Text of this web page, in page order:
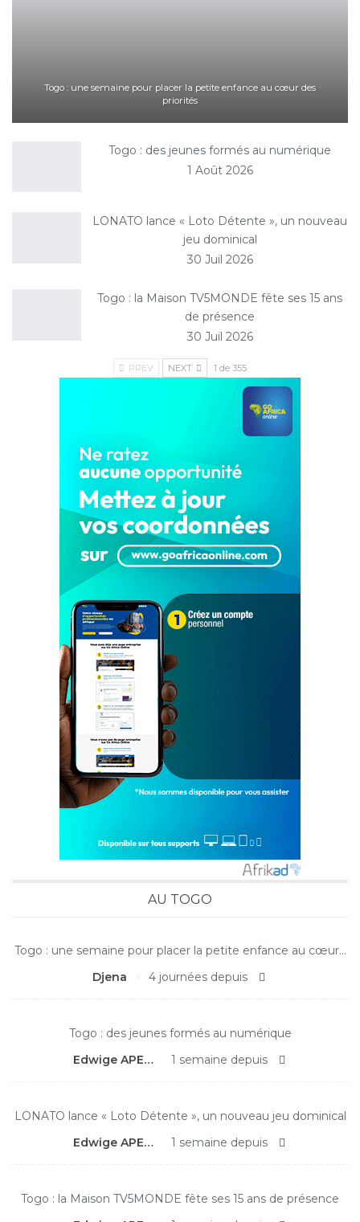
Togo : une semaine pour placer la petite enfance au cœur des
priorités
Togo : des jeunes formés au numérique
1 Août 2026
LONATO lance « Loto Détente », un nouveau
jeu dominical
30 Juil 2026
Togo : la Maison TV5MONDE fête ses 15 ans
de présence
30 Juil 2026
PREV NEXT 1 de 355
AU TOGO
Togo : une semaine pour placer la petite enfance au cœur…
Djena
4 journées depuis
Togo : des jeunes formés au numérique
Edwige APEDO
1 semaine depuis
LONATO lance « Loto Détente », un nouveau jeu dominical
Edwige APEDO
1 semaine depuis
Togo : la Maison TV5MONDE fête ses 15 ans de présence